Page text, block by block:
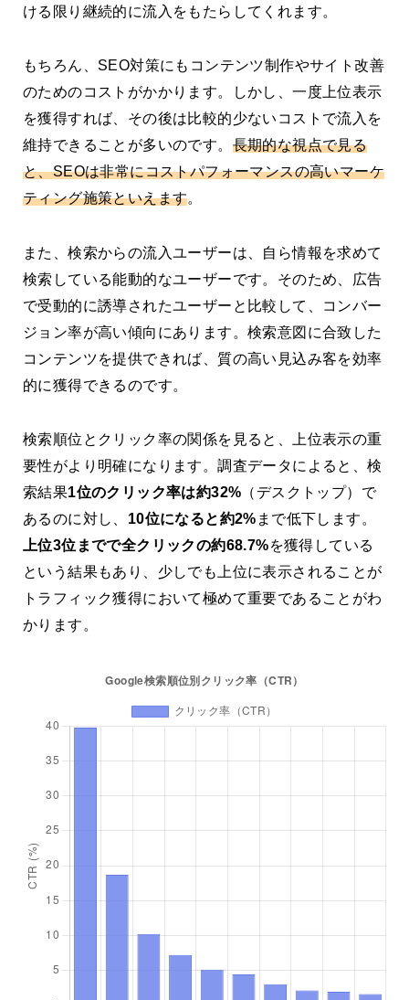
ける限り継続的に流入をもたらしてくれます。
もちろん、SEO対策にもコンテンツ制作やサイト改善
のためのコストがかかります。しかし、一度上位表示
を獲得すれば、その後は比較的少ないコストで流入を
維持できることが多いのです。 長期的な視点で見る
と、SEOは非常にコストパフォーマンスの高いマーケ
ティング施策といえます。
また、検索からの流入ユーザーは、自ら情報を求めて
検索している能動的なユーザーです。そのため、広告
で受動的に誘導されたユーザーと比較して、コンバー
ジョン率が高い傾向にあります。検索意図に合致した
コンテンツを提供できれば、質の高い見込み客を効率
的に獲得できるのです。
検索順位とクリック率の関係を見ると、上位表示の重
要性がより明確になります。調査データによると、検
索結果1位のクリック率は約32% （デスクトップ）で
あるのに対し、 10位になると約2% まで低下します。
上位3位までで全クリックの約68.7%を獲得している
という結果もあり、少しでも上位に表示されることが
トラフィック獲得において極めて重要であることがわ
かります。